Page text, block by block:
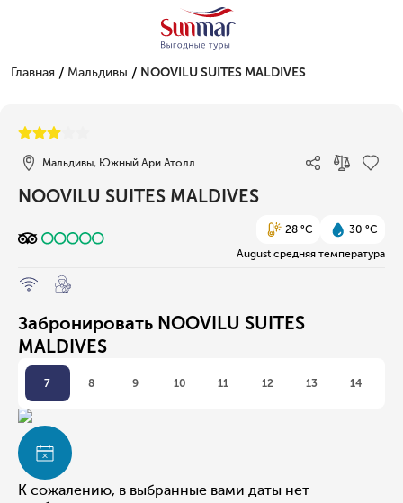
Главная / Мальдивы / NOOVILU SUITES MALDIVES
Мальдивы, Южный Ари Атолл
NOOVILU SUITES MALDIVES
28 °C
30 °C
August средняя температура
Забронировать NOOVILU SUITES
MALDIVES
7 8 9 10 11 12 13 14
К сожалению, в выбранные вами даты нет